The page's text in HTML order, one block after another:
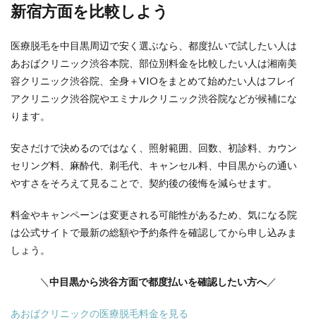
新宿方面を比較しよう
医療脱毛を中目黒周辺で安く選ぶなら、都度払いで試したい人は
あおばクリニック渋谷本院、部位別料金を比較したい人は湘南美
容クリニック渋谷院、全身＋VIOをまとめて始めたい人はフレイ
アクリニック渋谷院やエミナルクリニック渋谷院などが候補にな
ります。
安さだけで決めるのではなく、照射範囲、回数、初診料、カウン
セリング料、麻酔代、剃毛代、キャンセル料、中目黒からの通い
やすさをそろえて見ることで、契約後の後悔を減らせます。
料金やキャンペーンは変更される可能性があるため、気になる院
は公式サイトで最新の総額や予約条件を確認してから申し込みま
しょう。
＼中目黒から渋谷方面で都度払いを確認したい方へ／
あおばクリニックの医療脱毛料金を見る